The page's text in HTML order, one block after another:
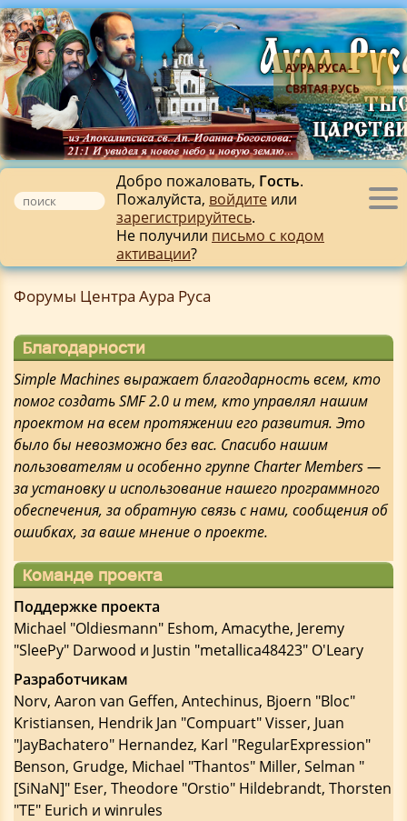
АУРА РУСА -
СВЯТАЯ РУСЬ
Добро пожаловать, Гость.
Пожалуйста, войдите или
зарегистрируйтесь.
Не получили письмо с кодом
активации?
Форумы Центра Аура Руса
Благодарности
Simple Machines выражает благодарность всем, кто
помог создать SMF 2.0 и тем, кто управлял нашим
проектом на всем протяжении его развития. Это
было бы невозможно без вас. Спасибо нашим
пользователям и особенно группе Charter Members —
за установку и использование нашего программного
обеспечения, за обратную связь с нами, сообщения об
ошибках, за ваше мнение о проекте.
Команде проекта
Поддержке проекта
Michael "Oldiesmann" Eshom, Amacythe, Jeremy
"SleePy" Darwood и Justin "metallica48423" O'Leary
Разработчикам
Norv, Aaron van Geffen, Antechinus, Bjoern "Bloc"
Kristiansen, Hendrik Jan "Compuart" Visser, Juan
"JayBachatero" Hernandez, Karl "RegularExpression"
Benson, Grudge, Michael "Thantos" Miller, Selman "
[SiNaN]" Eser, Theodore "Orstio" Hildebrandt, Thorsten
"TE" Eurich и winrules